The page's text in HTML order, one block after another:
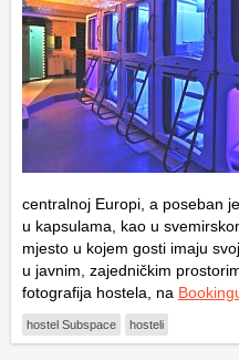
centralnoj Europi, a poseban
u kapsulama, kao u
mjesto u kojem gosti imaju
u javnim, zajedničkim
fotografija hostela, na
hostel Subspace hosteli